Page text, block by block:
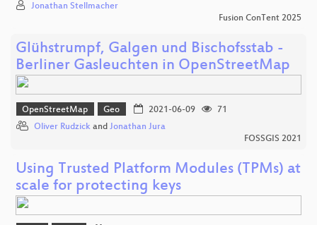
Jonathan Stellmacher
Fusion ConTent 2025
Glühstrumpf, Galgen und Bischofsstab -
Berliner Gasleuchten in OpenStreetMap
OpenStreetMap Geo 2021-06-09
71
Oliver Rudzick and Jonathan Jura
FOSSGIS 2021
Using Trusted Platform Modules (TPMs) at
scale for protecting keys